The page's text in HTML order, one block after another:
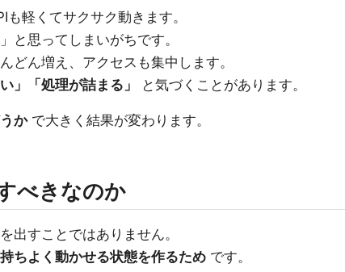
軽くてサクサク動きます。
と思ってしまいがちです。
どん増え、アクセスも集中します。
」「処理が詰まる」 と気づくことがあります。
かで大きく結果が変わります。
べきなのか
出すことではありません。
ちよく動かせる状態を作るため です。